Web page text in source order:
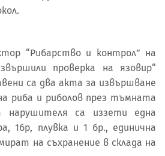
“Рибарство и контрол” на
проверка на язовир“
са два акта за извършване
риба и риболов през тъмната
са иззети една
1бр, плувка и 1 бр., единична
на съхранение в склада на